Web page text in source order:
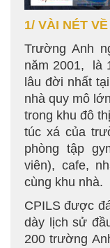
1/ VÀI NÉT
Trường Anh
năm 2001, là
lâu đời nhất
nhà quy mô
trong khu đô
túc xá của
phòng tập
viên), cafe,
cùng khu nhà.
CPILS được
dày lịch sử
200 trường